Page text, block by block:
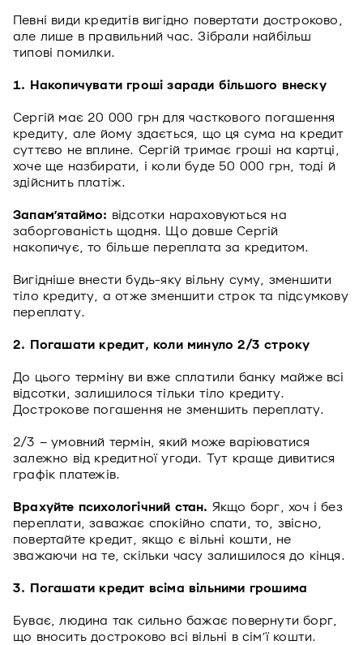
Певні види кредитів вигідно повертати достроково,
але лише в правильний час. Зібрали найбільш
типові помилки.
1. Накопичувати гроші заради більшого внеску
Сергій має 20 000 грн для часткового погашення
кредиту, але йому здається, що ця сума на кредит
суттєво не вплине. Сергій тримає гроші на картці,
хоче ще назбирати, і коли буде 50 000 грн, тоді й
здійснить платіж.
Запам’ятаймо: відсотки нараховуються на
заборгованість щодня. Що довше Сергій
накопичує, то більше переплата за кредитом.
Вигідніше внести будь-яку вільну суму, зменшити
тіло кредиту, а отже зменшити строк та підсумкову
переплату.
2. Погашати кредит, коли минуло 2/3 строку
До цього терміну ви вже сплатили банку майже всі
відсотки, залишилося тільки тіло кредиту.
Дострокове погашення не зменшить переплату.
2/3 – умовний термін, який може варіюватися
залежно від кредитної угоди. Тут краще дивитися
графік платежів.
Врахуйте психологічний стан. Якщо борг, хоч і без
переплати, заважає спокійно спати, то, звісно,
повертайте кредит, якщо є вільні кошти, не
зважаючи на те, скільки часу залишилося до кінця.
3. Погашати кредит всіма вільними грошима
Буває, людина так сильно бажає повернути борг,
що вносить достроково всі вільні в сімʼї кошти.